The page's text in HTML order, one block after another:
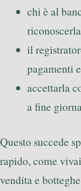
chi è al
riconoscerla
il
pagamenti
accettarla
a fine
Questo succede
rapido, come
vendita e